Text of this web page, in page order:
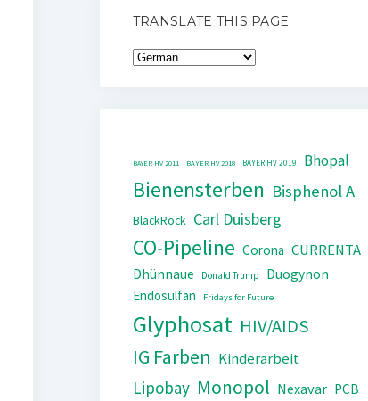
TRANSLATE THIS PAGE:
BAYER HV 2011 BAYER HV 2018 BAYER HV 2019 Bhopal
Bienensterben Bisphenol A
BlackRock Carl Duisberg
CO-Pipeline Corona CURRENTA
Dhünnaue Donald Trump
Duogynon
Endosulfan
Fridays for Future
Glyphosat HIV/AIDS
IG Farben Kinderarbeit
Lipobay Monopol Nexavar PCB